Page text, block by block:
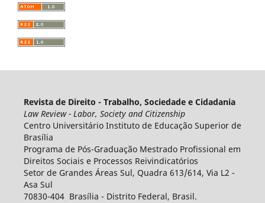
Revista de Direito - Trabalho, Sociedade e Cidadania
Law Review - Labor, Society and Citizenship
Centro Universitário Instituto de Educação Superior de
Brasília
Programa de Pós-Graduação Mestrado Profissional em
Direitos Sociais e Processos Reivindicatórios
Setor de Grandes Áreas Sul, Quadra 613/614, Via L2 -
Asa Sul
70830-404 Brasília - Distrito Federal, Brasil.